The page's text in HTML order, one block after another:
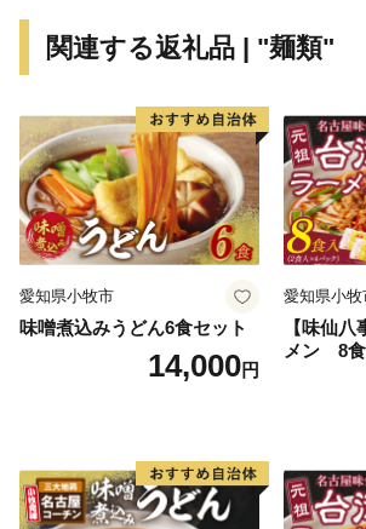
関連する返礼品 | "麺類"
愛知県小牧市
味噌煮込みうどん6食セット
14,000円
愛知県小牧
【味仙
メン 8食